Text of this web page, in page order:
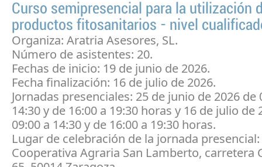
Curso semipresencial para la utilización
productos fitosanitarios - nivel
Organiza: Aratria Asesores, SL.
Número de asistentes: 20.
Fechas de inicio: 19 de junio de 2026.
Fecha finalización: 16 de julio de 2026.
Jornadas presenciales: 25 de junio de 2026 de
14:30 y de 16:00 a 19:30 horas y 16 de julio de
09:00 a 14:30 y de 16:00 a 19:30 horas.
Lugar de celebración de la jornada
Cooperativa Agraria San Lamberto, carretera